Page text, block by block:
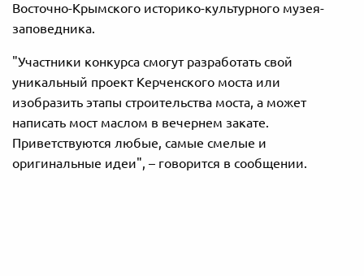
Восточно-Крымского историко-культурного музея-
заповедника.
"Участники конкурса смогут разработать свой
уникальный проект Керченского моста или
изобразить этапы строительства моста, а может
написать мост маслом в вечернем закате.
Приветствуются любые, самые смелые и
оригинальные идеи", – говорится в сообщении.